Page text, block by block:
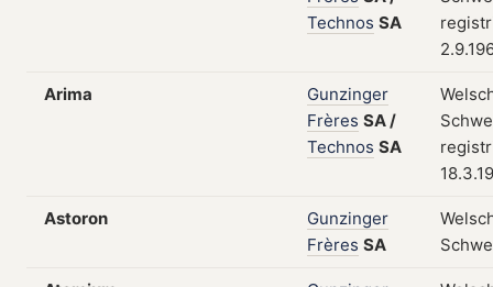
Technos SA
Arima
Gunzinger
Frères SA/
Technos SA
Astoron
Gunzinger
Frères SA